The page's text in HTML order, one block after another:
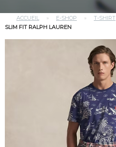
ACCUEIL » E-SHOP » T-SHIRT
SLIM FIT RALPH LAUREN